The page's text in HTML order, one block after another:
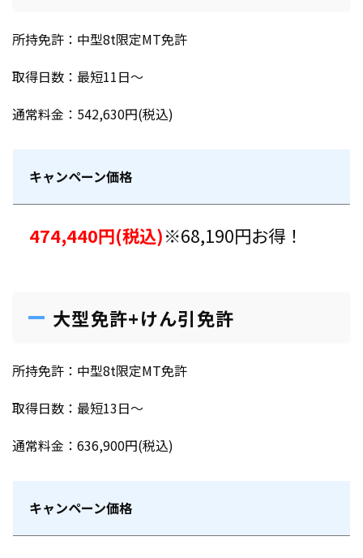
所持免許：中型8t限定MT免許
取得日数：最短11日～
通常料金：542,630円(税込)
キャンペーン価格
474,440円(税込)※68,190円お得！
大型免許+けん引免許
所持免許：中型8t限定MT免許
取得日数：最短13日～
通常料金：636,900円(税込)
キャンペーン価格